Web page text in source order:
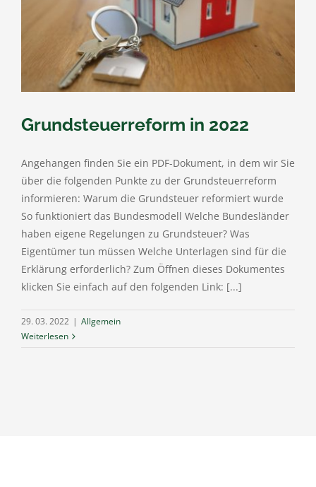
Grundsteuerreform in 2022
Angehangen finden Sie ein PDF-Dokument, in dem wir Sie
über die folgenden Punkte zu der Grundsteuerreform
informieren: Warum die Grundsteuer reformiert wurde
So funktioniert das Bundesmodell Welche Bundesländer
haben eigene Regelungen zu Grundsteuer? Was
Eigentümer tun müssen Welche Unterlagen sind für die
Erklärung erforderlich? Zum Öffnen dieses Dokumentes
klicken Sie einfach auf den folgenden Link: [...]
29. 03. 2022 | Allgemein
Weiterlesen